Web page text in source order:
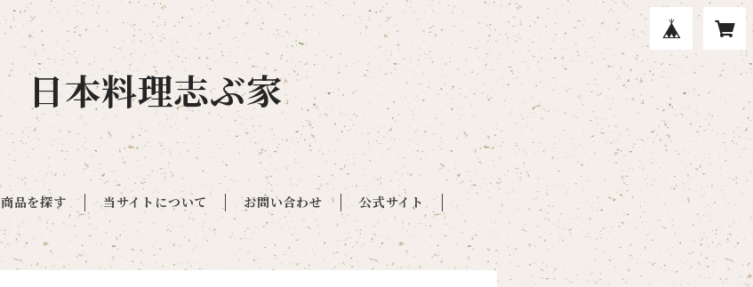
日本料理志ぶ家
商品を探す 当サイトについて お問い合わせ 公式サイト